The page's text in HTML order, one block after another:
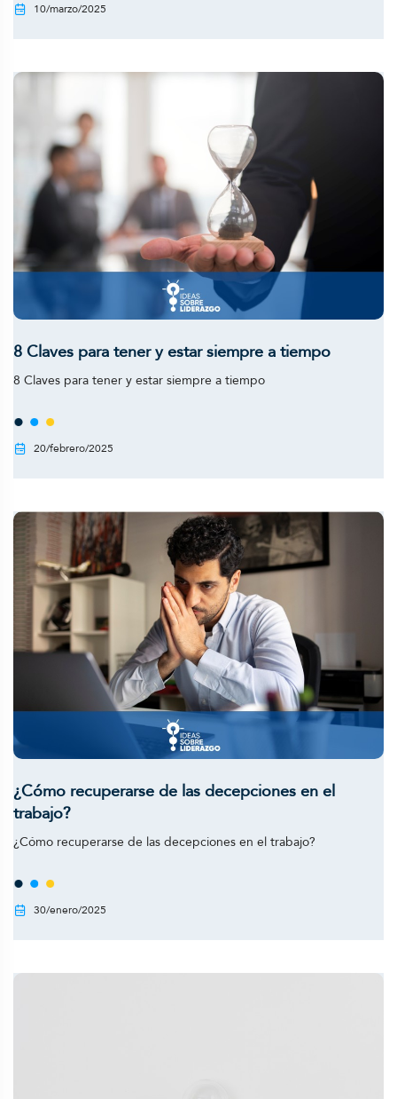
10/marzo/2025
8 Claves para tener y estar siempre a tiempo
8 Claves para tener y estar siempre a tiempo
20/febrero/2025
¿Cómo recuperarse de las decepciones en el
trabajo?
¿Cómo recuperarse de las decepciones en el trabajo?
30/enero/2025